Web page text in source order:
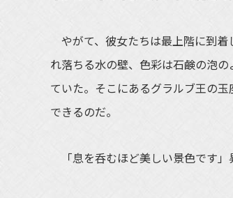
やがて、彼女たちは最上階に到着
れ落ちる水の壁、色彩は石鹸の泡
ていた。そこにあるグラルブ王の
できるのだ。
「息を呑むほど美しい景色です」